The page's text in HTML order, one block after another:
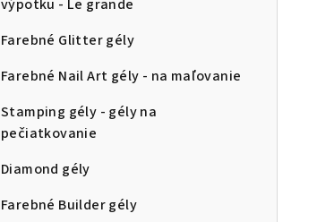
výpotku - Le grande
Farebné Glitter gély
Farebné Nail Art gély - na maľovanie
Stamping gély - gély na
pečiatkovanie
Diamond gély
Farebné Builder gély